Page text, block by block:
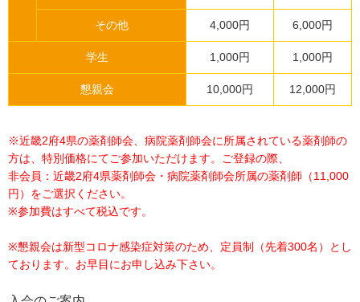
その他 4,000円 6,000円
学生 1,000円 1,000円
懇親会 10,000円 12,000円
※近畿2府4県の薬剤師会、病院薬剤師会に所属されている薬剤師の
方は、特別価格にてご参加いただけます。ご登録の際、
非会員：近畿2府4県薬剤師会・病院薬剤師会所属の薬剤師（11,000
円）をご選択ください。
※参加費はすべて税込です。
※懇親会は新型コロナ感染症対策のため、定員制（先着300名）とし
ております。お早目にお申し込み下さい。